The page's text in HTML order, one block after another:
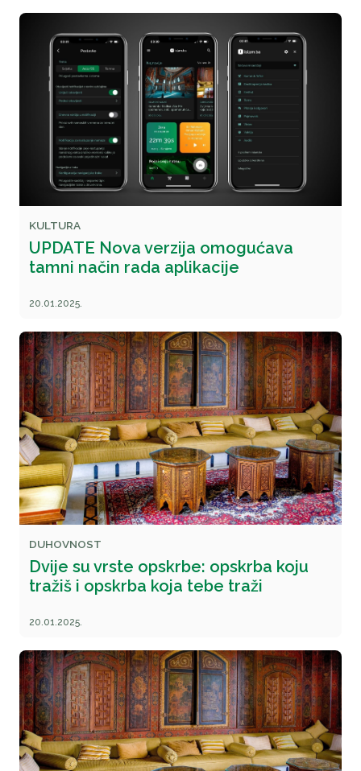
KULTURA
UPDATE Nova verzija omogućava
tamni način rada aplikacije
20.01.2025.
DUHOVNOST
Dvije su vrste opskrbe: opskrba koju
tražiš i opskrba koja tebe traži
20.01.2025.